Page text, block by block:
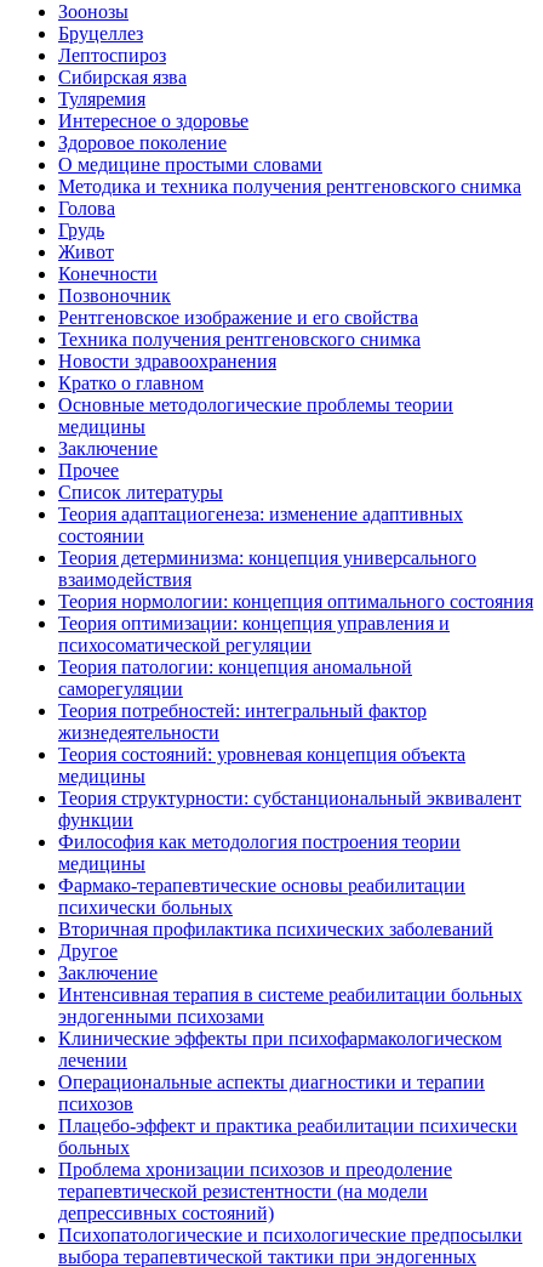
Зоонозы
Бруцеллез
Лептоспироз
Сибирская язва
Туляремия
Интересное о здоровье
Здоровое поколение
О медицине простыми словами
Методика и техника получения рентгеновского снимка
Голова
Грудь
Живот
Конечности
Позвоночник
Рентгеновское изображение и его свойства
Техника получения рентгеновского снимка
Новости здравоохранения
Кратко о главном
Основные методологические проблемы теории
медицины
Заключение
Прочее
Список литературы
Теория адаптациогенеза: изменение адаптивных
состоянии
Теория детерминизма: концепция универсального
взаимодействия
Теория нормологии: концепция оптимального состояния
Теория оптимизации: концепция управления и
психосоматической регуляции
Теория патологии: концепция аномальной
саморегуляции
Теория потребностей: интегральный фактор
жизнедеятельности
Теория состояний: уровневая концепция объекта
медицины
Теория структурности: субстанциональный эквивалент
функции
Философия как методология построения теории
медицины
Фармако-терапевтические основы реабилитации
психически больных
Вторичная профилактика психических заболеваний
Другое
Заключение
Интенсивная терапия в системе реабилитации больных
эндогенными психозами
Клинические эффекты при психофармакологическом
лечении
Операциональные аспекты диагностики и терапии
психозов
Плацебо-эффект и практика реабилитации психически
больных
Проблема хронизации психозов и преодоление
терапевтической резистентности (на модели
депрессивных состояний)
Психопатологические и психологические предпосылки
выбора терапевтической тактики при эндогенных